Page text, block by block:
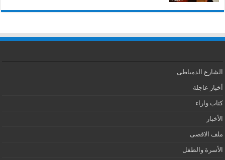
الشارع الدمياطى
أخبار عاجلة
كتاب واراء
الأخبار
ملف الاقصى
الأسرة والطفل